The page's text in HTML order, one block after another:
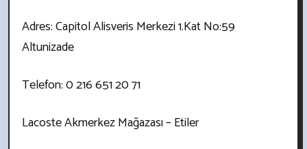
Adres: Capitol Alisveris Merkezi 1.Kat No:59
Altunizade
Telefon: 0 216 651 20 71
Lacoste Akmerkez Mağazası – Etiler